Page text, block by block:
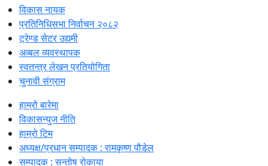
विकास नायक
प्रतिनिधिसभा निर्वाचन २०८२
ट्रेण्ड सेटर उद्यमी
अव्बल व्यवस्थापक
स्वतन्त्र लेखन प्रतियोगिता
चुनावी संग्राम
हाम्रो बारेमा
विकासन्युज नीति
हाम्रो टिम
अध्यक्ष/प्रधान सम्पादक : रामकृष्ण पौडेल
सम्पादक : सन्तोष रोकाया